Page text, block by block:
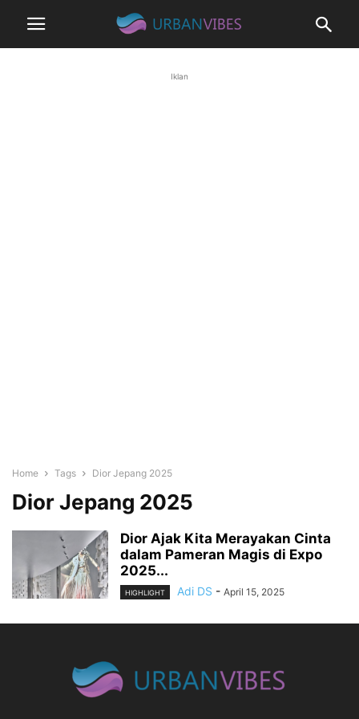
Iklan
Home Tags Dior Jepang 2025
Dior Jepang 2025
Dior Ajak Kita Merayakan Cinta
dalam Pameran Magis di Expo
2025...
HIGHLIGHT Adi DS - April 15, 2025